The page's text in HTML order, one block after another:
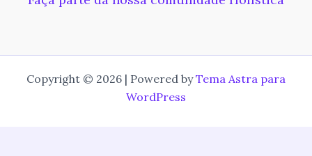
Copyright © 2026 | Powered byTema Astra para
WordPress